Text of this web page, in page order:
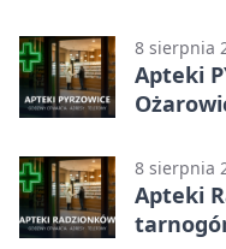
8 sierpnia
Apteki
8 sierpnia
Apteki